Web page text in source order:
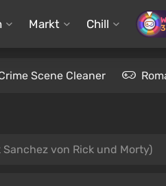
Markt Chill 3
Scene Cleaner
von Rick und Morty)